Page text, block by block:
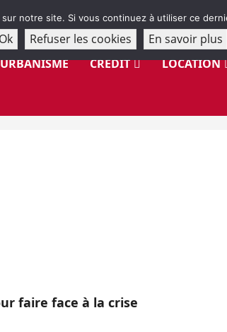
URBANISME CRÉDIT LOCATION
faire face à la crise
notre site. Si vous continuez à utiliser ce
Ok Refuser les cookies En savoir plus